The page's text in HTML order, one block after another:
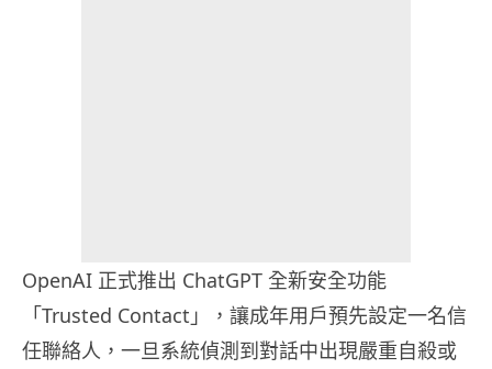
OpenAI 正式推出 ChatGPT 全新安全功能
「Trusted Contact」，讓成年用戶預先設定一名信
任聯絡人，一旦系統偵測到對話中出現嚴重自殺或